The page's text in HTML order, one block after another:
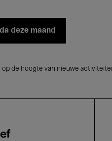
deze maand
de hoogte van nieuwe